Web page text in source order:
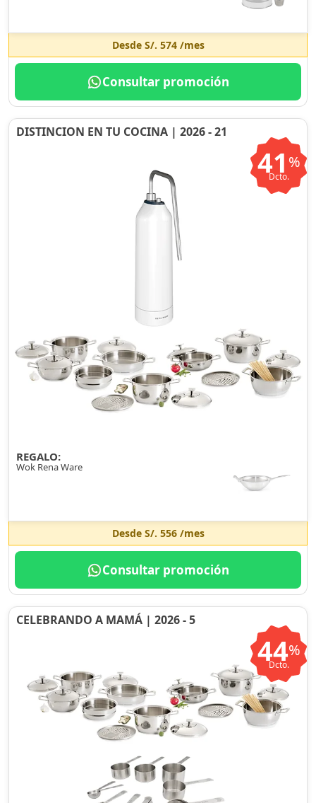
Desde S/. 574/mes
Consultar promoción
DISTINCION EN TU COCINA | 2026 - 21
41 %
Dcto.
REGALO:
Wok Rena Ware
Desde S/. 556/mes
Consultar promoción
CELEBRANDO A MAMÁ | 2026 - 5
44%
Dcto.